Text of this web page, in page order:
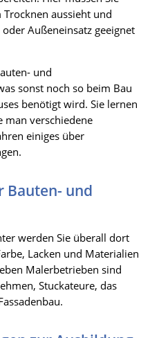
aussieht und
Außeneinsatz geeignet
und
sonst noch so beim Bau
benötigt wird. Sie lernen
man verschiedene
einiges über
Bauten- und
werden Sie überall dort
Lacken und Materialien
Malerbetrieben sind
Stuckateure, das